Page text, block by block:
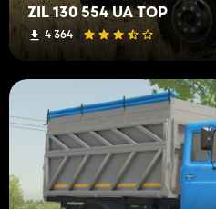
ZIL 130 554 UA TOP
4 364